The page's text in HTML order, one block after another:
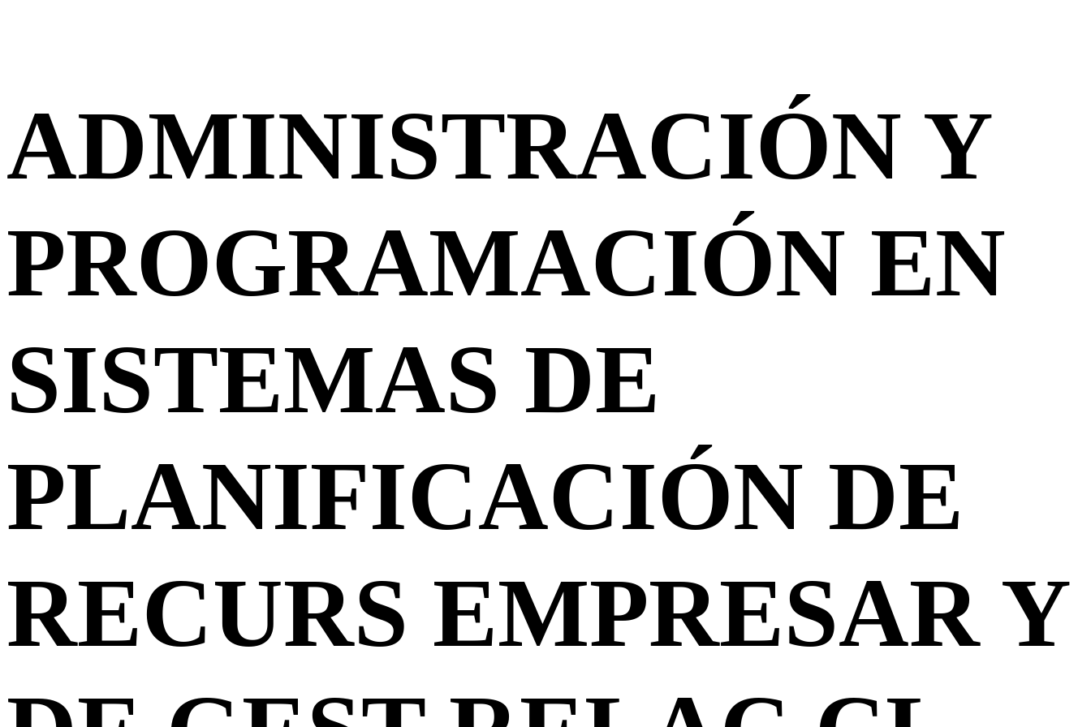
ADMINISTRACIÓN Y
PROGRAMACIÓN EN
SISTEMAS DE
PLANIFICACIÓN DE
RECURS EMPRESAR Y